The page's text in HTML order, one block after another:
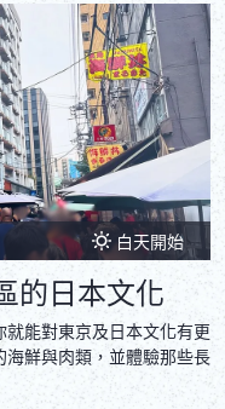
⑥ Makeup removal *As
apply makeup after the
tools. ⑦ Photo shoot
白天開始
的日本文化
能對東京及日本文化有更
鮮與肉類，並體驗那些長